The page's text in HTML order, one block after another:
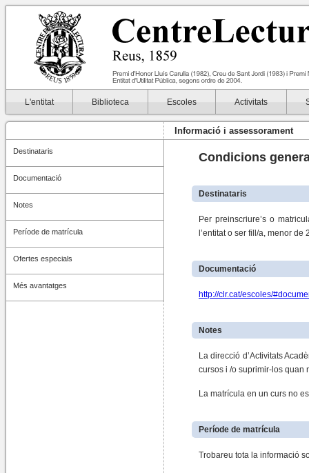
L'entitat Biblioteca Escoles Activitats
Destinataris
Documentació
Notes
Període de matrícula
Ofertes especials
Més avantatges
Informació i assessorament
Condicions
Destinataris
Per preinscriure’s o
l’entitat o ser fill/a, menor
Documentació
http://clr.cat/escoles/
Notes
La direcció d’Activitats
cursos i /o suprimir-los quan
La matrícula en un curs no
Període de matrícula
Trobareu tota la informació